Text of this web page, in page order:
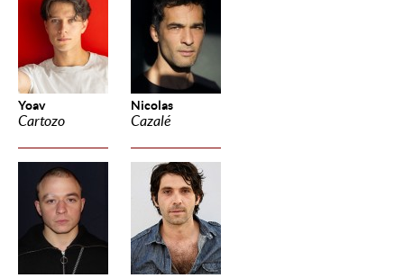
Yoav
Cartozo
Nicolas
Cazalé